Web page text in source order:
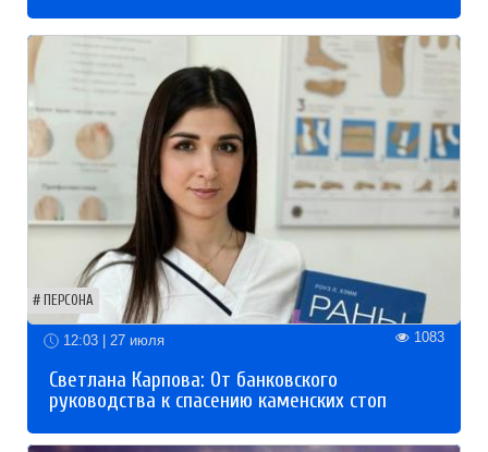
ПЕРСОНА
12:03 | 27 июля 1083
Светлана Карпова: От банковского
руководства к спасению каменских стоп